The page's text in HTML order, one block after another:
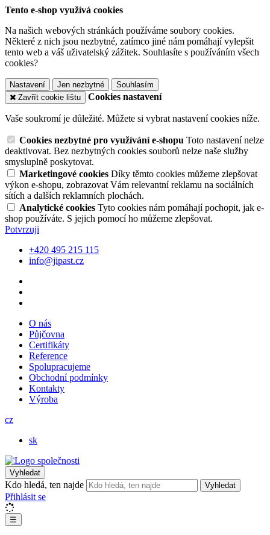
Tento e-shop využívá cookies
Na našich webových stránkách používáme soubory cookies.
Některé z nich jsou nezbytné, zatímco jiné nám pomáhají vylepšit
tento web a váš uživatelský zážitek. Souhlasíte s používáním všech
cookies?
Nastavení Jen nezbytné
Souhlasím
Zavřít cookie lištu
Cookies nastavení
Vaše soukromí je důležité. Můžete si vybrat nastavení cookies níže.
Cookies nezbytné pro využívání e-shopu Toto nastavení nelze
deaktivovat. Bez nezbytných cookies souborů nelze naše služby
smysluplně poskytovat.
Marketingové cookies Díky těmto cookies můžeme zlepšovat
výkon e-shopu, zobrazovat Vám relevantní reklamu na sociálních
sítích a dalších reklamních plochách.
Analytické cookies Tyto cookies nám pomáhají pochopit, jak e-
shop používáte. S jejich pomocí ho můžeme zlepšovat.
Potvrzuji
+420 495 215 115
info@jipast.cz
O nás
Půjčovna
Certifikáty
Reference
Spolupracujeme
Obchodní podmínky
Kontakty
Výroba
cz
sk
Vyhledat
Kdo hledá, ten najde Vyhledat
Přihlásit se
☰